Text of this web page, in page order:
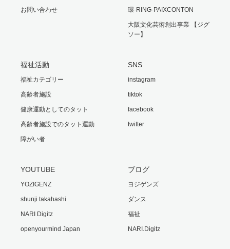
お問い合わせ 環-RING-PAIXCONTON
大阪文化芸術創出事業 【ジグ
ソー】
福祉活動
福祉カテゴリー
高齢者施設
健康運動としてのタット
高齢者施設でのタット運動
障がい者
SNS
instagram
tiktok
facebook
twitter
YOUTUBE
YOZIGENZ
shunji takahashi
NARI Digitz
openyourmind Japan
ブログ
ヨジゲンズ
ダンス
福祉
NARI.Digitz